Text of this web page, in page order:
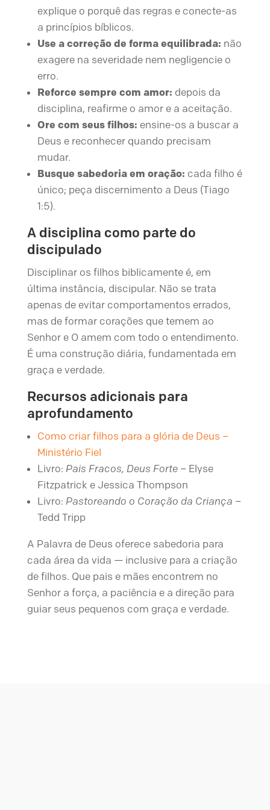
explique o porquê das regras e conecte-as
a princípios bíblicos.
Use a correção de forma equilibrada: não
exagere na severidade nem negligencie o
erro.
Reforce sempre com amor: depois da
disciplina, reafirme o amor e a aceitação.
Ore com seus filhos: ensine-os a buscar a
Deus e reconhecer quando precisam
mudar.
Busque sabedoria em oração: cada filho é
único; peça discernimento a Deus (Tiago
1:5).
A disciplina como parte do
discipulado
Disciplinar os filhos biblicamente é, em
última instância, discipular. Não se trata
apenas de evitar comportamentos errados,
mas de formar corações que temem ao
Senhor e O amem com todo o entendimento.
É uma construção diária, fundamentada em
graça e verdade.
Recursos adicionais para
aprofundamento
Como criar filhos para a glória de Deus –
Ministério Fiel
Livro: Pais Fracos, Deus Forte– Elyse
Fitzpatrick e Jessica Thompson
Livro: Pastoreando o Coração da Criança –
Tedd Tripp
A Palavra de Deus oferece sabedoria para
cada área da vida — inclusive para a criação
de filhos. Que pais e mães encontrem no
Senhor a força, a paciência e a direção para
guiar seus pequenos com graça e verdade.